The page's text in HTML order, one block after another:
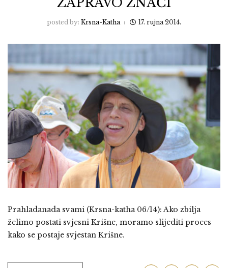
posted by: Krsna-Katha 17. rujna 2014.
Prahladanada svami (Krsna-katha 06/14): Ako zbilja
želimo postati svjesni Krišne, moramo slijediti proces
kako se postaje svjestan Krišne.